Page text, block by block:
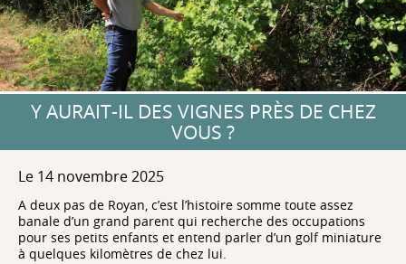
Y AURAIT-IL DES VIGNES PRÈS DE CHEZ
VOUS ?
Le 14 novembre 2025
A deux pas de Royan, c’est l’histoire somme toute assez
banale d’un grand parent qui recherche des occupations
pour ses petits enfants et entend parler d’un golf miniature
à quelques kilomètres de chez lui.